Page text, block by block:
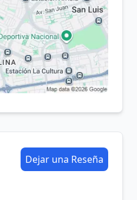
Dejar una Reseña